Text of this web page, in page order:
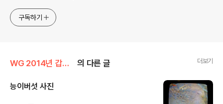
구독하기
WG 2014년 갑오년 기록 의 다른 글 더보기
능이버섯 사진